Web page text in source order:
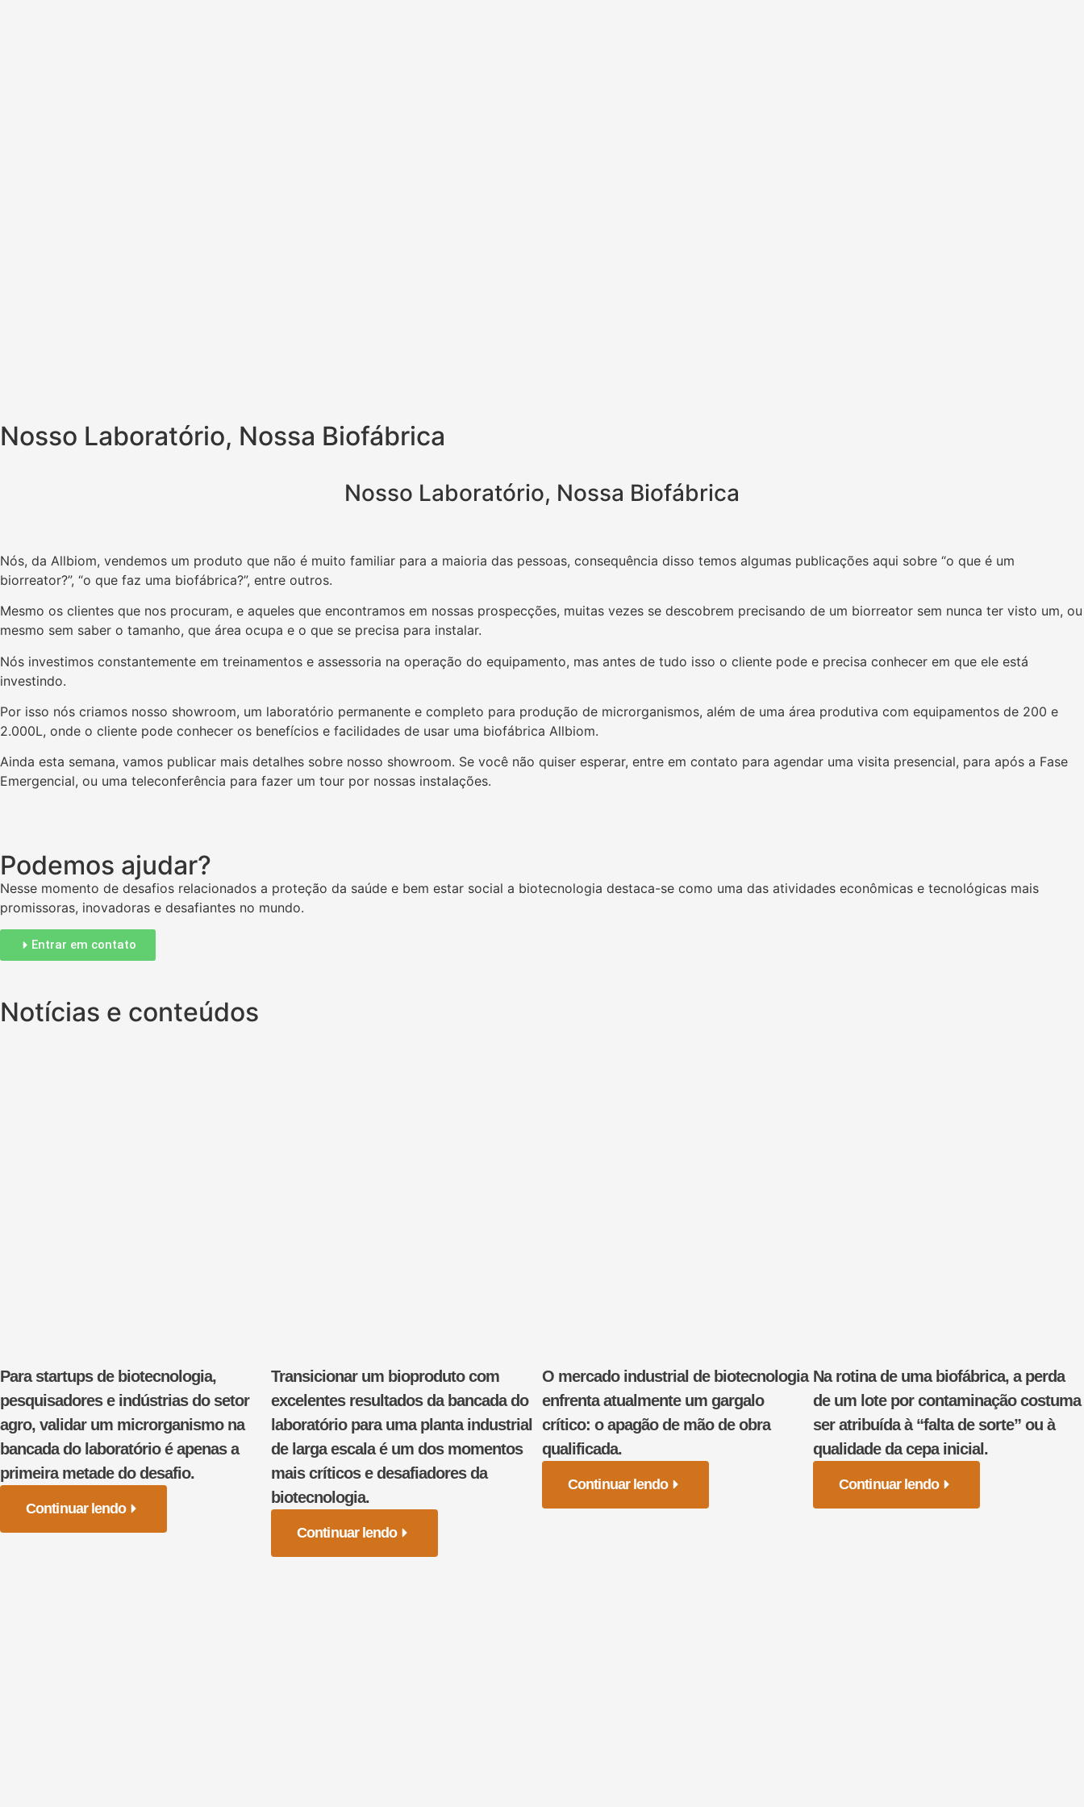
Nosso Laboratório, Nossa Biofábrica
Nosso Laboratório, Nossa Biofábrica
Nós, da Allbiom, vendemos um produto que não é muito familiar para a maioria das pessoas, consequência disso temos algumas publicações aqui sobre “o que é um
biorreator?”, “o que faz uma biofábrica?”, entre outros.
Mesmo os clientes que nos procuram, e aqueles que encontramos em nossas prospecções, muitas vezes se descobrem precisando de um biorreator sem nunca ter visto um, ou
mesmo sem saber o tamanho, que área ocupa e o que se precisa para instalar.
Nós investimos constantemente em treinamentos e assessoria na operação do equipamento, mas antes de tudo isso o cliente pode e precisa conhecer em que ele está
investindo.
Por isso nós criamos nosso showroom, um laboratório permanente e completo para produção de microrganismos, além de uma área produtiva com equipamentos de 200 e
2.000L, onde o cliente pode conhecer os benefícios e facilidades de usar uma biofábrica Allbiom.
Ainda esta semana, vamos publicar mais detalhes sobre nosso showroom. Se você não quiser esperar, entre em contato para agendar uma visita presencial, para após a Fase
Emergencial, ou uma teleconferência para fazer um tour por nossas instalações.
Podemos ajudar?
Nesse momento de desafios relacionados a proteção da saúde e bem estar social a biotecnologia destaca-se como uma das atividades econômicas e tecnológicas mais
promissoras, inovadoras e desafiantes no mundo.
Entrar em contato
Notícias e conteúdos
Para startups de biotecnologia,
pesquisadores e indústrias do setor
agro, validar um microrganismo na
bancada do laboratório é apenas a
primeira metade do desafio.
Continuar lendo
Transicionar um bioproduto com
excelentes resultados da bancada do
laboratório para uma planta industrial
de larga escala é um dos momentos
mais críticos e desafiadores da
biotecnologia.
Continuar lendo
O mercado industrial de biotecnologia
enfrenta atualmente um gargalo
crítico: o apagão de mão de obra
qualificada.
Continuar lendo
Na rotina de uma biofábrica, a perda
de um lote por contaminação costuma
ser atribuída à “falta de sorte” ou à
qualidade da cepa inicial.
Continuar lendo